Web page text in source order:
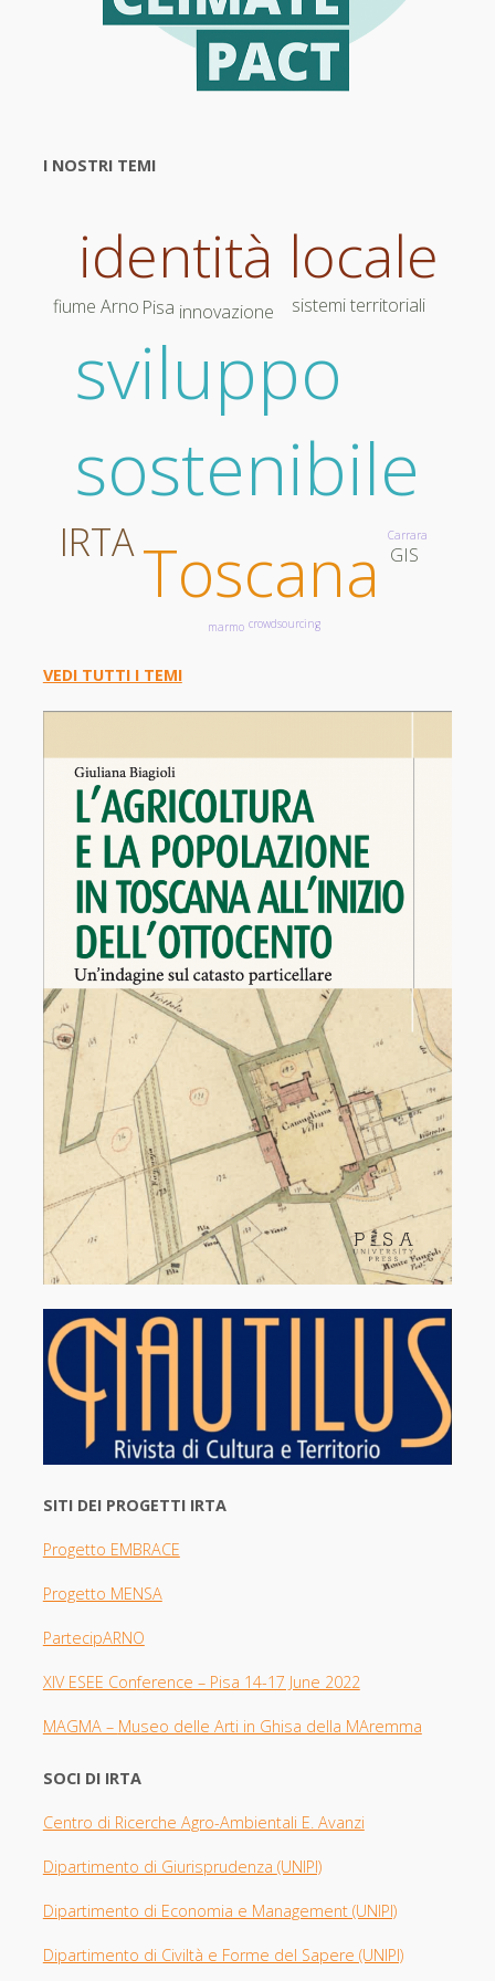
I NOSTRI TEMI
sviluppo
sostenibile
Toscana
identità locale
IRTA
innovazione sistemi territoriali
Pisa
fiume Arno
GIS
Carrara
crowdsourcing
marmo
VEDI TUTTI I TEMI
SITI DEI PROGETTI IRTA
Progetto EMBRACE
Progetto MENSA
PartecipARNO
XIV ESEE Conference – Pisa 14-17 June 2022
MAGMA – Museo delle Arti in Ghisa della MAremma
SOCI DI IRTA
Centro di Ricerche Agro-Ambientali E. Avanzi
Dipartimento di Giurisprudenza (UNIPI​)
Dipartimento di Economia e Management (UNIPI)
Dipartimento di Civiltà e Forme del Sapere (UNIPI)